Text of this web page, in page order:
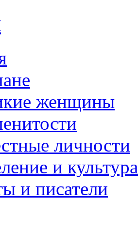
женщины
личности
и культура
и писатели